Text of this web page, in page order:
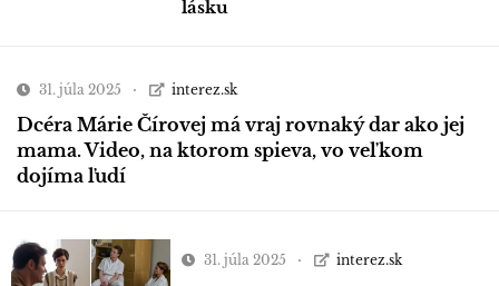
lásku
31. júla 2025 interez.sk
Dcéra Márie Čírovej má vraj rovnaký dar ako jej
mama. Video, na ktorom spieva, vo veľkom
dojíma ľudí
31. júla 2025 interez.sk